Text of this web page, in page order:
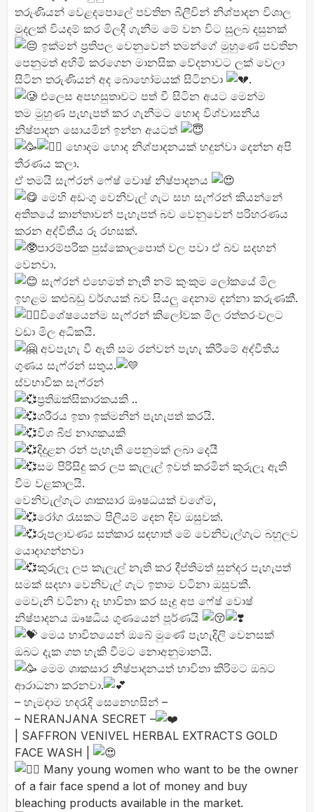
තරුණියන් වෙළදපොලේ පවතින බීලීචින් නිශ්පාදන විශාල
මුදලක් වියදම් කර මිලදී ගැනීම මේ වන විට සුලබ දසුනක්
ඉක්මන් ප්රතිපල වෙනුවෙන් තමන්ගේ මුහුණේ පවතින
පෙනුමත් අහිමි කරගෙන මානසික වේදනාවට ලක් වෙලා
සිටින තරුණියන් අද බොහෝමයක් සිටිනවා
.
එලෙස අපහසුතාවට පත් වී සිටින අයට මෙන්ම
තම මුහුණ පැහැපත් කර ගැනීමට හොද විශ්වාසනීය
නිෂ්පාදන සොයමින් ඉන්න අයටත්
හොදම හොද නිශ්පාදනයක් හදුන්වා දෙන්න අපි
තීරණය කලා.
ඒ තමයි සැෆ්රන් ෆේෂ් වොෂ් නිෂ්පාදනය
මෙහි අඩංගු වෙනිවැල් ගැට සහ සැෆ්රන් කියන්නේ
අතීතයේ කාන්තාවන් පැහැපත් බව වෙනුවෙන් පරිහරණය
කරන අද්විතීය රූ රහසක්.
පාරම්පරික පුස්කොලපොත් වල පවා ඒ බව සදහන්
වෙනවා.
සැෆ්රන් එහෙමත් නැති නම් කුංකුම ලෝකයේ මිල
ඉහළම කළුබඩු වර්ගයක් බව සියලු දෙනාම දන්නා කරුණකී.
විශේෂයෙන්ම සැෆ්රන් කිලෝවක මිල රත්තරංවලට
වඩා මිල අධිකයි.
අවපැහැ වී ඇති සම රන්වන් පැහැ කිරීමේ අද්වීතීය
ගුණය සැෆ්රන් සතුය.
ස්වභාවික සැෆ්රන්
ප්රතිඔක්සිකාරකයකි ..
ශරීරය ඉතා ඉක්මනින් පැහැපත් කරයි.
විශ බීජ නාශකයකි
දිදුළන රන් පැහැති පෙනුමක් ලබා දෙයී
සම පිරිසිදු කර ලප කැලැල් ඉවත් කරමින් කුරුලෑ ඇති
වීම වළකාලයි.
වෙනිවැල්ගැට ශාකසාර ඖෂධයක් වගේම,
රෝග රැසකට පිලියම් දෙන දිව ඔසුවක්.
රූපලාවණ් ය සත්කාර සඳහාත් මේ වෙනිවැල්ගැට බහුලව
යොදාගන්නවා
කුරුලෑ ලප කැලැල් නැති කර දීප්තිමත් සුන්දර පැහැපත්
සමක් සදහා වෙනිවැල් ගැට ඉතාම වටිනා ඔසුවකී.
මෙවැනි වටිනා දෑ භාවිතා කර සෑදු අප ෆේෂ් වොෂ්
නිෂ්පාදනය ඖෂධිය ගුණයෙන් පූර්ණයි
මෙය භාවිතයෙන් ඔබේ මුණේ පැහැදිලි වෙනසක්
ඔබට දැක ගත හැකි වීමට නොඅනුමානයි.
මෙම ශාකසාර නිෂ්පාදනයත් භාවිතා කිරිමට ඔබට
ආරාධනා කරනවා.
– හැමදාම හදරැදි සෙනෙහසින් –
– NERANJANA SECRET –
| SAFFRON VENIVEL HERBAL EXTRACTS GOLD
FACE WASH |
Many young women who want to be the owner
of a fair face spend a lot of money and buy
bleaching products available in the market.